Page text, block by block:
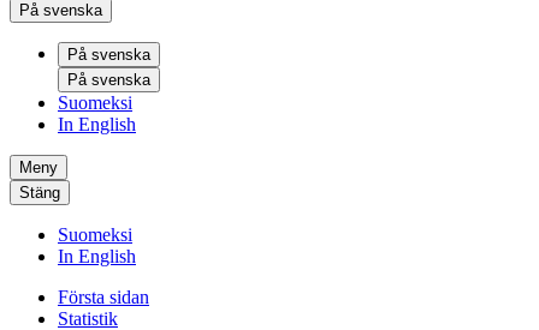
På svenska
På svenska
På svenska
Suomeksi
In English
Meny
Stäng
Suomeksi
In English
Första sidan
Statistik